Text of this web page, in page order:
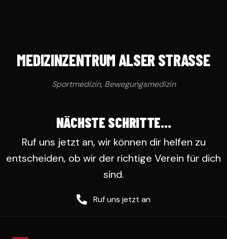
MEDIZINZENTRUM ALSER STRASSE
Sportmedizin, Bewegungsmedizin
NÄCHSTE SCHRITTE...
Ruf uns jetzt an, wir können dir helfen zu
entscheiden, ob wir der richtige Verein für dich
sind.
Ruf uns jetzt an